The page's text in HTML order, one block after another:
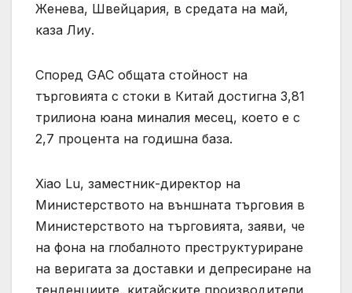
Женева, Швейцария, в средата на май,
каза Лиу.
Според GAC общата стойност на
търговията с стоки в Китай достигна 3,81
трилиона юана миналия месец, което е с
2,7 процента на годишна база.
Xiao Lu, заместник-директор на
Министерството на външната търговия в
Министерството на търговията, заяви, че
на фона на глобалното преструктуриране
на веригата за доставки и депресиране на